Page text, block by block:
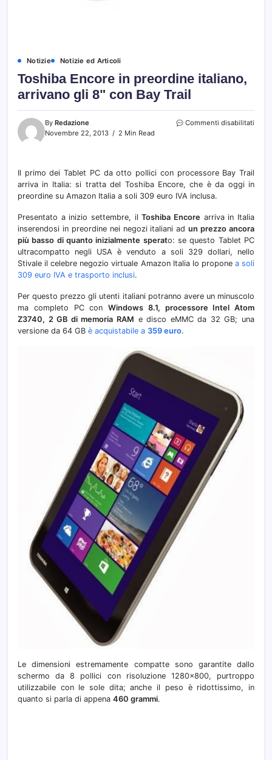
Notizie Notizie ed Articoli
Toshiba Encore in preordine italiano,
arrivano gli 8" con Bay Trail
By Redazione
Novembre 22, 2013
2 Min Read
Commenti disabilitati
Il primo dei Tablet PC da otto pollici con processore Bay Trail
arriva in Italia: si tratta del Toshiba Encore, che è da oggi in
preordine su Amazon Italia a soli 309 euro IVA inclusa.
Presentato a inizio settembre, ilToshiba Encore arriva in Italia
inserendosi in preordine nei negozi italiani adun prezzo ancora
più basso di quanto inizialmente sperato: se questo Tablet PC
ultracompatto negli USA è venduto a soli 329 dollari, nello
Stivale il celebre negozio virtuale Amazon Italia lo propone a soli
309 euro IVA e trasporto inclusi.
Per questo prezzo gli utenti italiani potranno avere un minuscolo
ma completo PC con Windows 8.1, processore Intel Atom
Z3740, 2 GB di memoria RAM e disco eMMC da 32 GB; una
versione da 64 GB è acquistabile a 359 euro.
Le dimensioni estremamente compatte sono garantite dallo
schermo da 8 pollici con risoluzione 1280×800, purtroppo
utilizzabile con le sole dita; anche il peso è ridottissimo, in
quanto si parla di appena 460 grammi.